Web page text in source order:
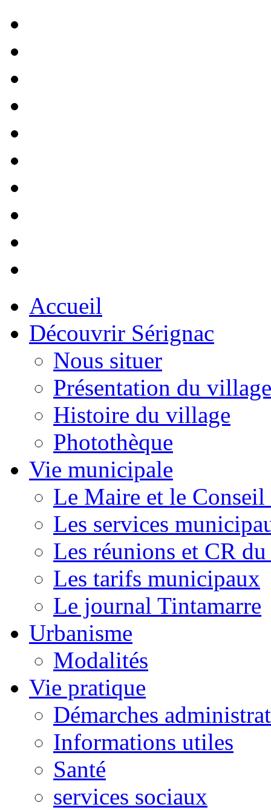
Accueil
Découvrir Sérignac
Nous situer
Présentation du village
Histoire du village
Photothèque
Vie municipale
Le Maire et le
Les services
Les réunions et CR
Les tarifs municipaux
Le journal Tintamarre
Urbanisme
Modalités
Vie pratique
Démarches
Informations utiles
Santé
services sociaux